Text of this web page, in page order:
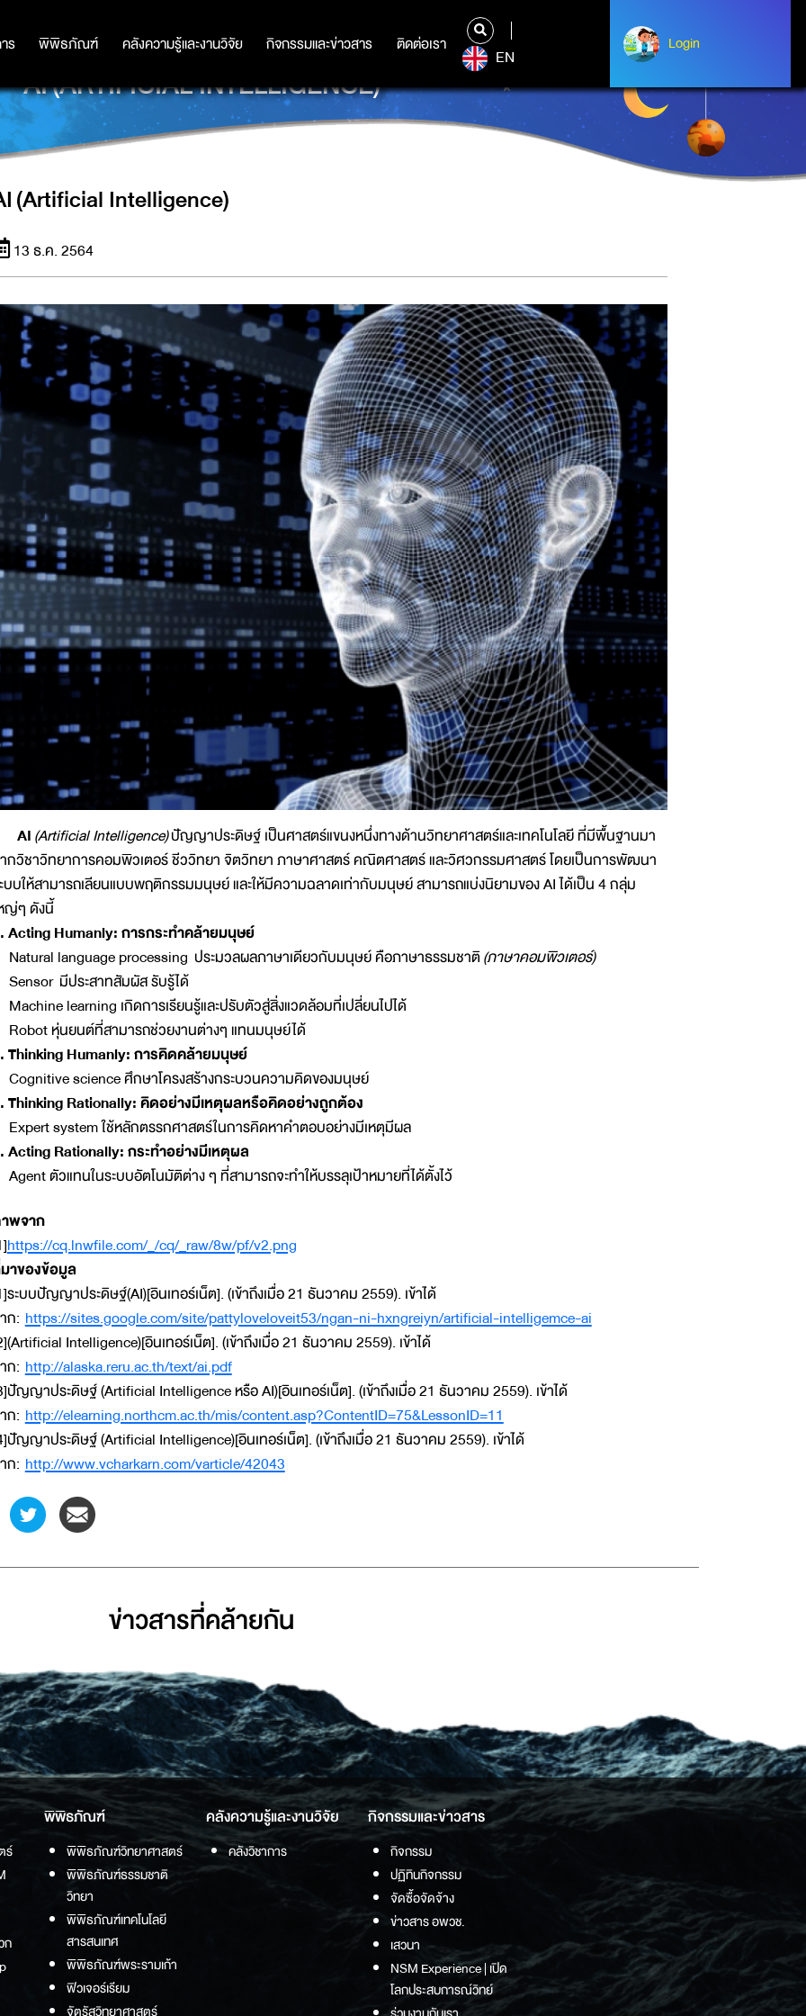
ร พิพิธภัณฑ์ คลังความรู้และงานวิจัย กิจกรรมและข่าวสาร ติดต่อเรา
ร พิพิธภัณฑ์ คลังความรู้และงานวิจัย กิจกรรมและข่าวสาร ติดต่อเรา
EN
Login
Login
AI (ARTIFICIAL INTELLIGENCE)
(Artificial Intelligence)
13 ธ.ค. 2564
AI(Artificial Intelligence)ปัญญาประดิษฐ์ เป็นศาสตร์แขนงหนึ่งทางด้านวิทยาศาสตร์และเทคโนโลยี ที่มีพื้นฐานมา
กวิชาวิทยาการคอมพิวเตอร์ ชีววิทยา จิตวิทยา ภาษาศาสตร์ คณิตศาสตร์ และวิศวกรรมศาสตร์ โดยเป็นการพัฒนา
บบให้สามารถเลียนแบบพฤติกรรมมนุษย์ และให้มีความฉลาดเท่ากับมนุษย์ สามารถแบ่งนิยามของ AI ได้เป็น 4 กลุ่ม
ญ่ๆ ดังนี้
Acting Humanly: การกระทำคล้ายมนุษย์
language processing ประมวลผลภาษาเดียวกับมนุษย์ คือภาษาธรรมชาติ(ภาษาคอมพิวเตอร์)
มีประสาทสัมผัส รับรู้ได้
learning เกิดการเรียนรู้และปรับตัวสู่สิ่งแวดล้อมที่เปลี่ยนไปได้
หุ่นยนต์ที่สามารถช่วยงานต่างๆ แทนมนุษย์ได้
Thinking Humanly: การคิดคล้ายมนุษย์
science ศึกษาโครงสร้างกระบวนความคิดของมนุษย์
Thinking Rationally: คิดอย่างมีเหตุผลหรือคิดอย่างถูกต้อง
system ใช้หลักตรรกศาสตร์ในการคิดหาคำตอบอย่างมีเหตุมีผล
Acting Rationally: กระทำอย่างมีเหตุผล
ตัวแทนในระบบอัตโนมัติต่าง ๆ ที่สามารถจะทำให้บรรลุเป้าหมายที่ได้ตั้งไว้
พจาก
https://cq.lnwfile.com/_/cq/_raw/8w/pf/v2.png
าของข้อมูล
ระบบปัญญาประดิษฐ์(AI)[อินเทอร์เน็ต]. (เข้าถึงเมื่อ 21 ธันวาคม 2559). เข้าได้
ก: https://sites.google.com/site/pattyloveloveit53/ngan-ni-hxngreiyn/artificial-intelligemce-ai
Intelligence)[อินเทอร์เน็ต]. (เข้าถึงเมื่อ 21 ธันวาคม 2559). เข้าได้
ก: http://alaska.reru.ac.th/text/ai.pdf
ปัญญาประดิษฐ์ (Artificial Intelligence หรือ AI)[อินเทอร์เน็ต]. (เข้าถึงเมื่อ 21 ธันวาคม 2559). เข้าได้
ก: http://elearning.northcm.ac.th/mis/content.asp?ContentID=75&LessonID=11
ปัญญาประดิษฐ์ (Artificial Intelligence)[อินเทอร์เน็ต]. (เข้าถึงเมื่อ 21 ธันวาคม 2559). เข้าได้
ก: http://www.vcharkarn.com/varticle/42043
ข่าวสารที่่คล้ายกัน
ร์
ก
พิพิธภัณฑ์
พิพิธภัณฑ์วิทยาศาสตร์
พิพิธภัณฑ์ธรรมชาติ
วิทยา
พิพิธภัณฑ์เทคโนโลยี
สารสนเทศ
พิพิธภัณฑ์พระรามเก้า
ฟิวเจอร์เรียม
คลังความรู้และงานวิจัย
คลังวิชาการ
กิจกรรมและข่าวสาร
กิจกรรม
ปฏิทินกิจกรรม
จัดซื้อจัดจ้าง
ข่าวสาร อพวช.
เสวนา
NSM Experience | เปิด
โลกประสบการณ์วิทย์